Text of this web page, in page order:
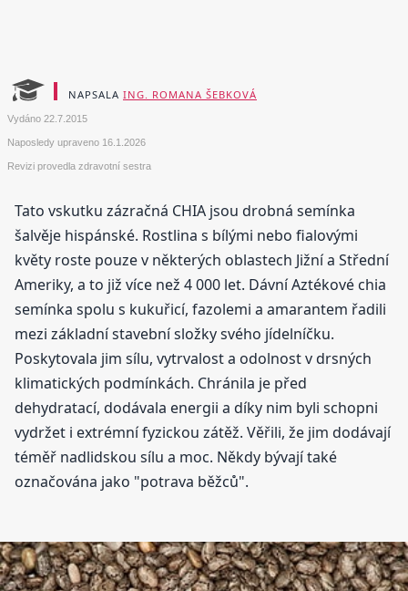
NAPSALA ING. ROMANA ŠEBKOVÁ
Vydáno 22.7.2015
Naposledy upraveno 16.1.2026
Revizi provedla zdravotní sestra
Tato vskutku zázračná CHIA jsou drobná semínka
šalvěje hispánské. Rostlina s bílými nebo fialovými
květy roste pouze v některých oblastech Jižní a Střední
Ameriky, a to již více než 4 000 let. Dávní Aztékové chia
semínka spolu s kukuřicí, fazolemi a amarantem řadili
mezi základní stavební složky svého jídelníčku.
Poskytovala jim sílu, vytrvalost a odolnost v drsných
klimatických podmínkách. Chránila je před
dehydratací, dodávala energii a díky nim byli schopni
vydržet i extrémní fyzickou zátěž. Věřili, že jim dodávají
téměř nadlidskou sílu a moc. Někdy bývají také
označována jako "potrava běžců".